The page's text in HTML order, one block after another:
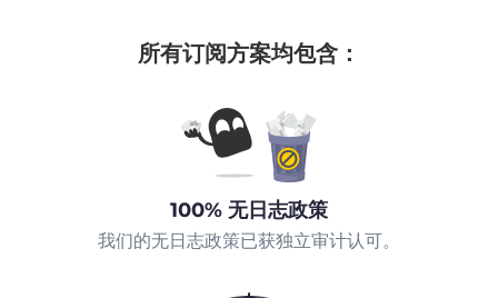
所有订阅方案均包含：
100% 无日志政策
我们的无日志政策已获独立审计认可。